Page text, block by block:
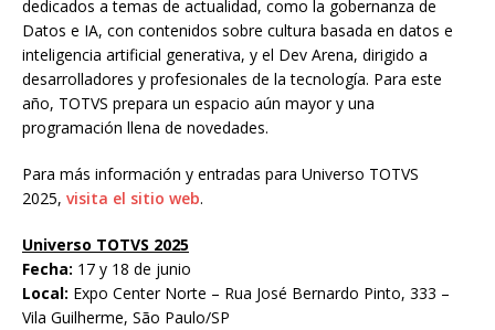
dedicados a temas de actualidad, como la gobernanza de
Datos e IA, con contenidos sobre cultura basada en datos e
inteligencia artificial generativa, y el Dev Arena, dirigido a
desarrolladores y profesionales de la tecnología. Para este
año, TOTVS prepara un espacio aún mayor y una
programación llena de novedades.
Para más información y entradas para Universo TOTVS
2025, visita el sitio web.
Universo TOTVS 2025
Fecha: 17 y 18 de junio
Local: Expo Center Norte – Rua José Bernardo Pinto, 333 –
Vila Guilherme, São Paulo/SP